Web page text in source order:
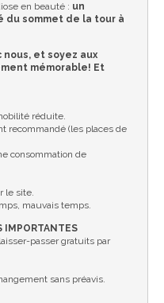
en beauté : un
du sommet de la tour à
nous, et soyez aux
mémorable! Et
réduite.
recommandé (les places de
consommation de
le site.
mauvais temps.
IMPORTANTES
passer gratuits par
sans préavis.